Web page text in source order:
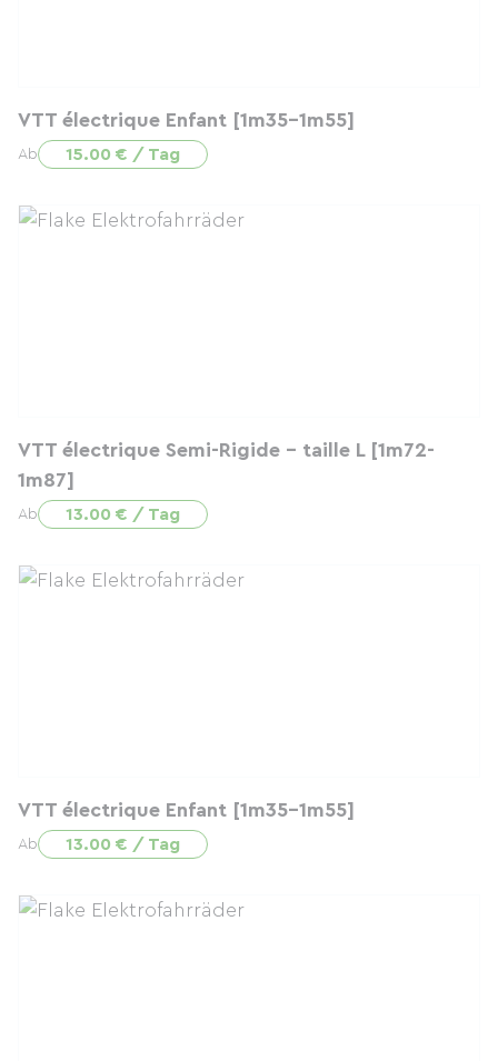
VTT électrique Enfant [1m35-1m55]
Ab 15.00 € / Tag
VTT électrique Semi-Rigide - taille L [1m72-
1m87]
Ab 13.00 € / Tag
VTT électrique Enfant [1m35-1m55]
Ab 13.00 € / Tag